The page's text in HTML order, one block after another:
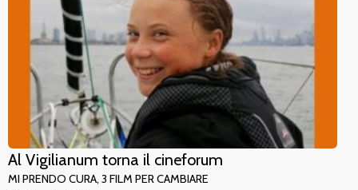
Al Vigilianum torna il cineforum
MI PRENDO CURA, 3 FILM PER CAMBIARE